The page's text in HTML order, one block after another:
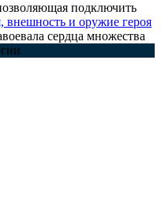
подключить
внешность и оружие героя
сердца множества